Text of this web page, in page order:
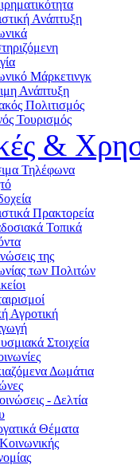
Ανάπτυξη
Μάρκετινγκ
Ανάπτυξη
Πολιτισμός
Τουρισμός
&
Τηλέφωνα
Πρακτορεία
Τοπικά
της
των Πολιτών
Αγροτική
Στοιχεία
Δωμάτια
- Δελτία
Θέματα